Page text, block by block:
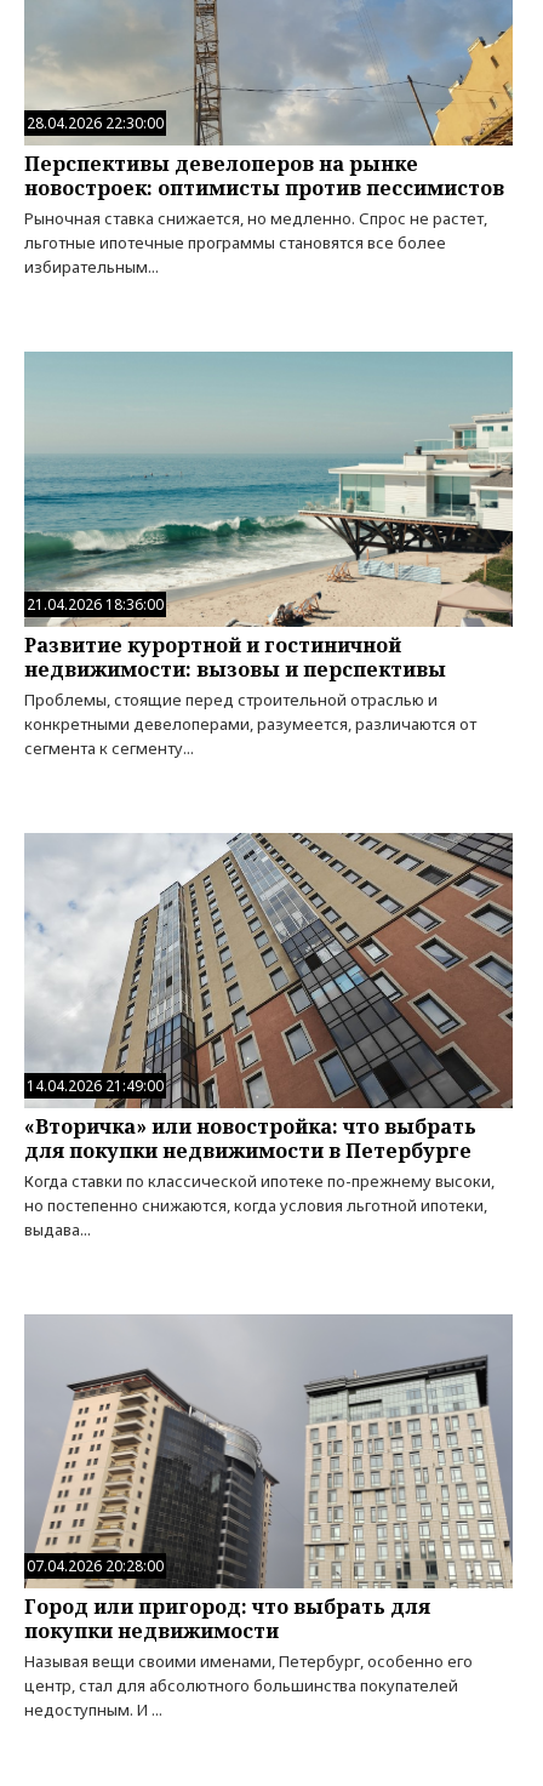
28.04.2026 22:30:00
Перспективы девелоперов на рынке
новостроек: оптимисты против пессимистов
Рыночная ставка снижается, но медленно. Спрос не растет,
льготные ипотечные программы становятся все более
избирательным...
21.04.2026 18:36:00
Развитие курортной и гостиничной
недвижимости: вызовы и перспективы
Проблемы, стоящие перед строительной отраслью и
конкретными девелоперами, разумеется, различаются от
сегмента к сегменту...
14.04.2026 21:49:00
«Вторичка» или новостройка: что выбрать
для покупки недвижимости в Петербурге
Когда ставки по классической ипотеке по-прежнему высоки,
но постепенно снижаются, когда условия льготной ипотеки,
выдава...
07.04.2026 20:28:00
Город или пригород: что выбрать для
покупки недвижимости
Называя вещи своими именами, Петербург, особенно его
центр, стал для абсолютного большинства покупателей
недоступным. И ...